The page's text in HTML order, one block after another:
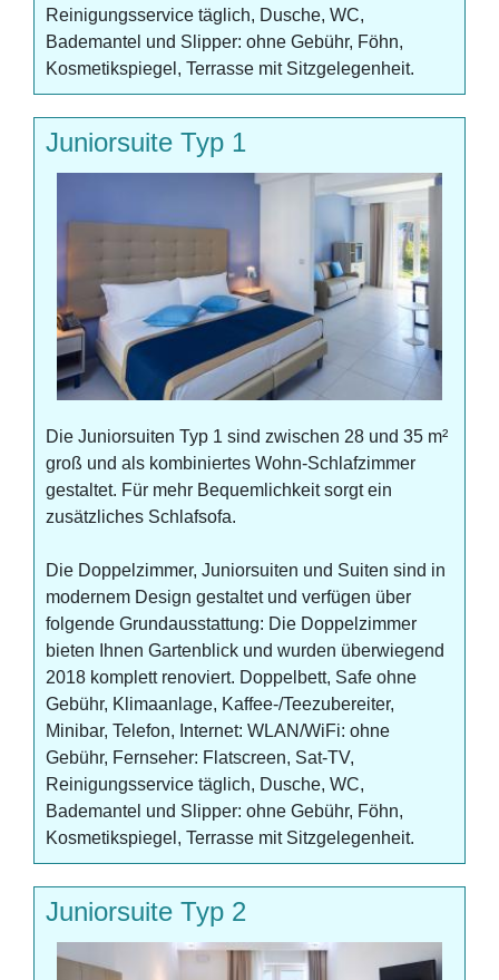
Reinigungsservice täglich, Dusche, WC,
Bademantel und Slipper: ohne Gebühr, Föhn,
Kosmetikspiegel, Terrasse mit Sitzgelegenheit.
Juniorsuite Typ 1
Die Juniorsuiten Typ 1 sind zwischen 28 und 35 m²
groß und als kombiniertes Wohn-Schlafzimmer
gestaltet. Für mehr Bequemlichkeit sorgt ein
zusätzliches Schlafsofa.
Die Doppelzimmer, Juniorsuiten und Suiten sind in
modernem Design gestaltet und verfügen über
folgende Grundausstattung: Die Doppelzimmer
bieten Ihnen Gartenblick und wurden überwiegend
2018 komplett renoviert. Doppelbett, Safe ohne
Gebühr, Klimaanlage, Kaffee-/Teezubereiter,
Minibar, Telefon, Internet: WLAN/WiFi: ohne
Gebühr, Fernseher: Flatscreen, Sat-TV,
Reinigungsservice täglich, Dusche, WC,
Bademantel und Slipper: ohne Gebühr, Föhn,
Kosmetikspiegel, Terrasse mit Sitzgelegenheit.
Juniorsuite Typ 2